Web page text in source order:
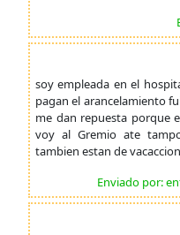
soy empleada en el
pagan el arancelamiento
me dan repuesta porque
voy al Gremio ate
tambien estan de
Enviado por: